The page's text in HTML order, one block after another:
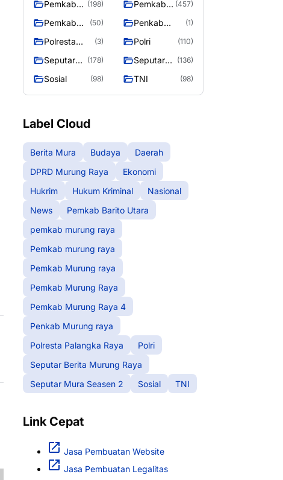
raya
Pemkab
raya
(198)
Pemkab
Raya
(457)
Pemkab
Raya 4
(50)
Penkab
Murung raya
(1)
Polresta
Raya
(3) Polri (110)
Seputar
Murung
Raya
(178)
Seputar
Seasen 2
(136)
Sosial (98) TNI (98)
Label Cloud
Berita Mura Budaya
Daerah
DPRD Murung Raya
Ekonomi
Hukrim
Hukum Kriminal
Nasional
News
Pemkab Barito Utara
pemkab murung raya
Pemkab murung raya
Pemkab Murung raya
Pemkab Murung Raya
Pemkab Murung Raya 4
Penkab Murung raya
Polresta Palangka Raya
Polri
Seputar Berita Murung Raya
Seputar Mura Seasen 2
Sosial TNI
Link Cepat
Jasa Pembuatan Website
Jasa Pembuatan Legalitas